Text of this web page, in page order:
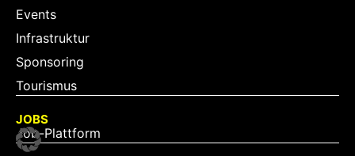
Events
Infrastruktur
Sponsoring
Tourismus
JOBS
Job-Plattform